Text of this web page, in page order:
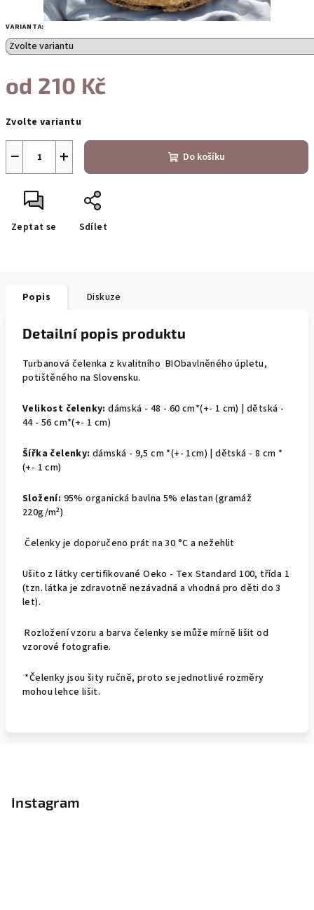
VARIANTA:
od 210 Kč
cena:
Zvolte variantu
+
− Do košíku
Zeptat se Sdílet
Popis Diskuze
Detailní popis produktu
Turbanová čelenka z kvalitního BIObavlněného úpletu,
potištěného na Slovensku.
Velikost čelenky: dámská - 48 - 60 cm*(+- 1 cm) | dětská -
44 - 56 cm*(+- 1 cm)
Šířka čelenky: dámská - 9,5 cm *(+- 1cm) | dětská - 8 cm *
(+- 1 cm)
Složení: 95% organická bavlna 5% elastan (gramáž
220g/m²)
Čelenky je doporučeno prát na30 °C a nežehlit
Ušito z látky certifikované Oeko - Tex Standard 100, třída 1
(tzn. látka je zdravotně nezávadná a vhodná pro děti do 3
let).
Rozložení vzoru a barva čelenky se může mírně lišit od
vzorové fotografie.
*Čelenky jsou šity ručně, proto se jednotlivé rozměry
mohou lehce lišit.
Instagram